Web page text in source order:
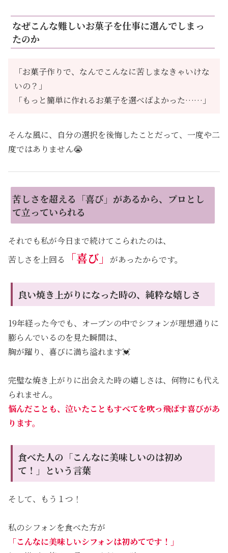
なぜこんな難しいお菓子を仕事に選んでしまっ
たのか
「お菓子作りで、なんでこんなに苦しまなきゃいけな
いの？」
「もっと簡単に作れるお菓子を選べばよかった……」
そんな風に、自分の選択を後悔したことだって、一度や二
度ではありません😭
苦しさを超える「喜び」があるから、プロとし
て立っていられる
それでも私が今日まで続けてこられたのは、
苦しさを上回る
「喜び」 があったからです。
良い焼き上がりになった時の、純粋な嬉しさ
19年経った今でも、オーブンの中でシフォンが理想通りに
膨らんでいるのを見た瞬間は、
胸が躍り、喜びに満ち溢れます💓
完璧な焼き上がりに出会えた時の嬉しさは、何物にも代え
られません。
悩んだことも、泣いたこともすべてを吹っ飛ばす喜びがあ
ります。
食べた人の「こんなに美味しいのは初め
て！」という言葉
そして、もう１つ！
私のシフォンを食べた方が
「こんなに美味しいシフォンは初めてです！」